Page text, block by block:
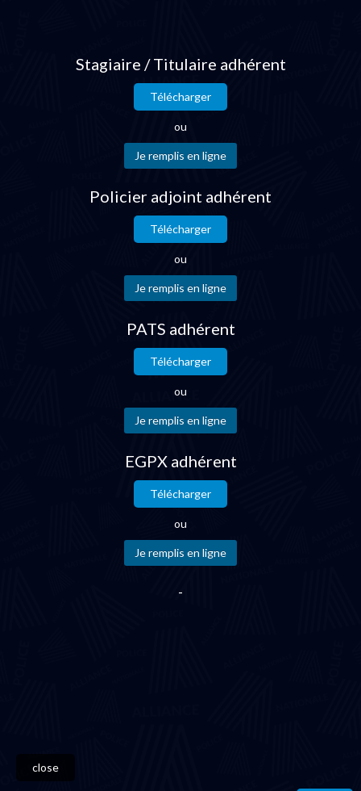
Stagiaire / Titulaire adhérent
Télécharger
ou
Policier adjoint adhérent
Télécharger
ou
PATS adhérent
Télécharger
ou
EGPX adhérent
Télécharger
ou
-
close